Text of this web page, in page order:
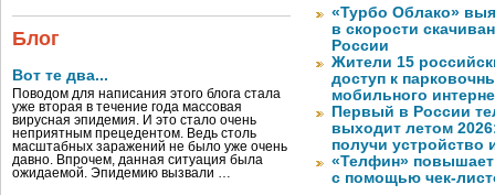
Блог
Вот те два...
Поводом для написания этого блога стала
уже вторая в течение года массовая
вирусная эпидемия. И это стало очень
неприятным прецедентом. Ведь столь
масштабных заражений не было уже очень
давно. Впрочем, данная ситуация была
ожидаемой. Эпидемию вызвали …
«Турбо Облако»
в скорости
России
Жители 15
доступ к
мобильного
Первый в России
выходит летом
получи устройство
«Телфин» повышает
с помощью чек-